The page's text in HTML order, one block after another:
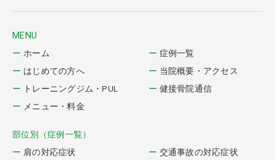
MENU
ホーム
はじめての方へ
トレーニングジム・PUL
メニュー・料金
症例一覧
当院概要・アクセス
健接骨院通信
部位別（症例一覧）
肩の対応症状
交通事故の対応症状